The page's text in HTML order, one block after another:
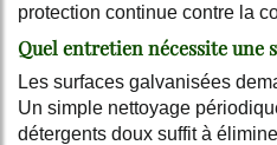
protection continue contre la
Quel entretien nécessite une
Les surfaces galvanisées
Un simple nettoyage
détergents doux suffit à